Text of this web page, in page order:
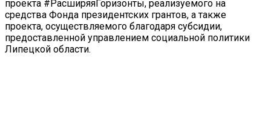
проекта #РасширяяГоризонты, реализуемого на
средства Фонда президентских грантов, а также
проекта, осуществляемого благодаря субсидии,
предоставленной управлением социальной политики
Липецкой области.